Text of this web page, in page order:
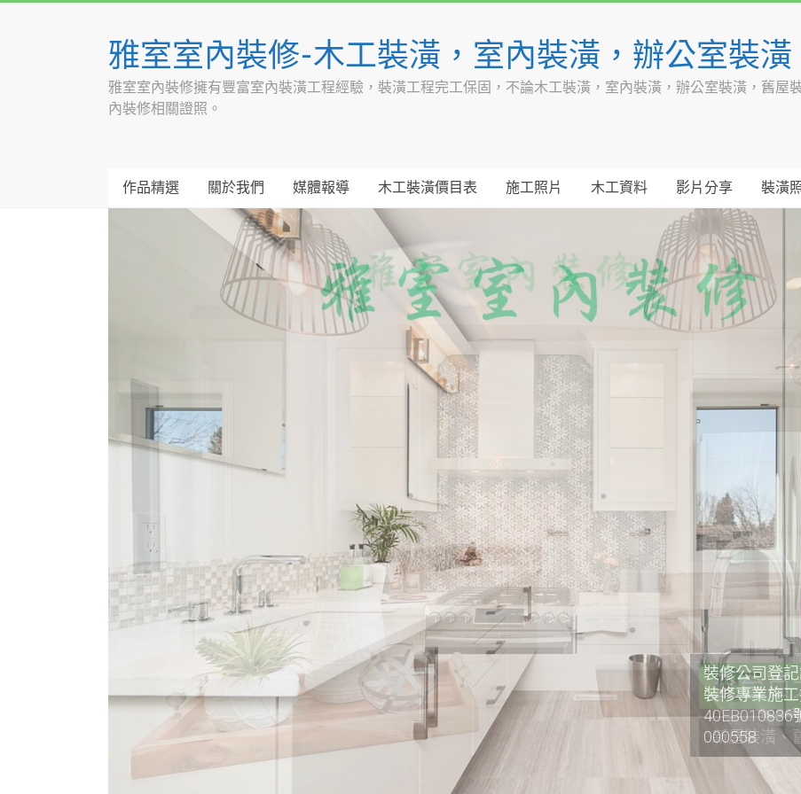
雅室室內裝修-木工裝潢，室內裝潢，辦公室裝
雅室室內裝修擁有豐富室內裝潢工程經驗，裝潢工程完工保固，不論木工裝潢，室內裝潢，辦公室裝潢，舊屋
內裝修相關證照。
作品精選 關於我們 媒體報導 木工裝潢價目表 施工照片 木工資料 影片分享 裝潢
裝修公司登
裝修專業施
40EB010836
000558